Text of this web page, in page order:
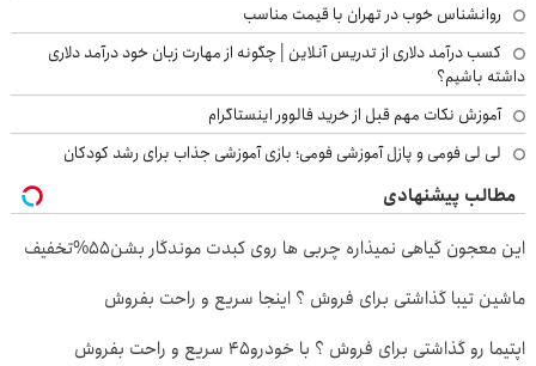
روانشناس خوب در تهران با قیمت مناسب
کسب درآمد دلاری از تدریس آنلاین | چگونه از مهارت زبان خود درآمد دلاری
داشته باشیم؟
آموزش نکات مهم قبل از خرید فالوور اینستاگرام
لی لی فومی و پازل آموزشی فومی؛ بازی آموزشی جذاب برای رشد کودکان
مطالب پیشنهادی
این معجون گیاهی نمیذاره چربی ها روی کبدت موندگار بشن55%تخفیف
ماشین تیبا گذاشتی برای فروش ؟ اینجا سریع و راحت بفروش
اپتیما رو گذاشتی برای فروش ؟ با خودرو45 سریع و راحت بفروش